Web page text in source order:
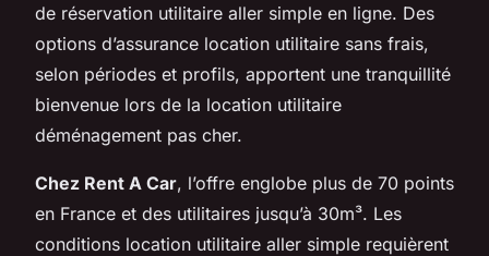
de réservation utilitaire aller simple en ligne. Des
options d’assurance location utilitaire sans frais,
selon périodes et profils, apportent une tranquillité
bienvenue lors de la location utilitaire
déménagement pas cher.
Chez Rent A Car, l’offre englobe plus de 70 points
en France et des utilitaires jusqu’à 30m³. Les
conditions location utilitaire aller simple requièrent